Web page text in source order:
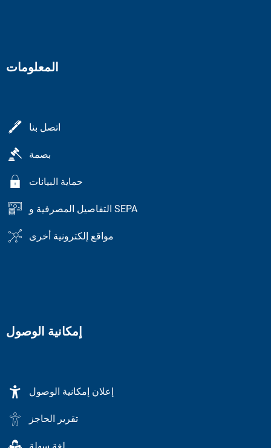
المعلومات
اتصل بنا
بصمة
حماية البيانات
التفاصيل المصرفية و SEPA
مواقع إلكترونية أخرى
إمكانية الوصول
إعلان إمكانية الوصول
تقرير الحاجز